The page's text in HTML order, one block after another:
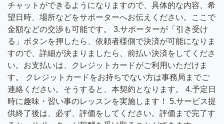
チャットができるようになりますので、具体的な内容、希
望日時、場所などをサポーターへお伝えください。ここで
金額などの交渉も可能です。 3.サポーターが「引き受け
る」ボタンを押したら、依頼者様側で決済が可能になりま
すので、詳細が決まりましたら、前払い決済をしてくださ
い。お支払いは、クレジットカードがご利用いただけま
す。 クレジットカードをお持ちでない方は事務局までご
連絡ください。そうすると、本契約となります。 4.予定日
時に趣味・習い事のレッスンを実施します！ 5.サービス提
供終了後は、必ず、評価をしてください。評価まで完了す